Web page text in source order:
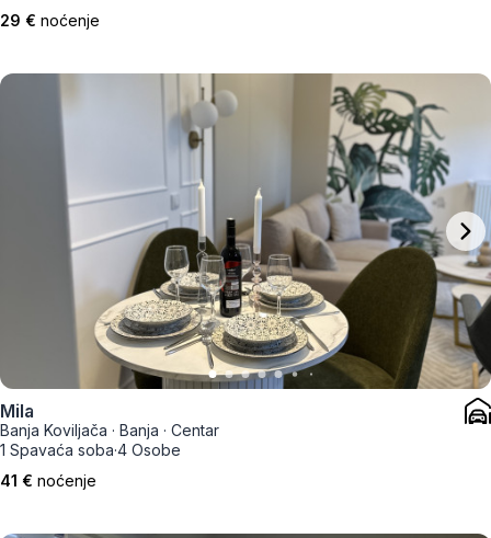
29 € noćenje
Mila
Banja Koviljača · Banja · Centar
1 Spavaća soba·4 Osobe
41 € noćenje